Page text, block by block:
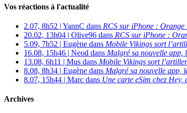
Vos réactions à l'actualité
2.07, 8h52 | YannC dans RCS sur iPhone :
20.02, 13h04 | Olive96 dans RCS sur iPhone :
5.09, 7h52 | Eugène dans Mobile Vikings sort
16.08, 15h46 | Neod dans Malgré sa nouvelle app,
13.08, 6h11 | Mus dans Mobile Vikings sort
8.08, 8h34 | Eugène dans Malgré sa nouvelle app,
8.07, 15h44 | Marc dans Une carte eSim chez Hey,
Archives